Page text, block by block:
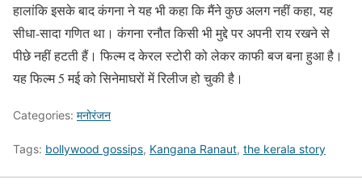
हालांकि इसके बाद कंगना ने यह भी कहा कि मैंने कुछ अलग नहीं कहा, यह
सीधा-सादा गणित था। कंगना रनौत किसी भी मुद्दे पर अपनी राय रखने से
पीछे नहीं हटती हैं। फिल्म द केरल स्टोरी को लेकर काफी बज बना हुआ है।
यह फिल्म 5 मई को सिनेमाघरों में रिलीज हो चुकी है।
Categories: मनोरंजन
Tags: bollywood gossips, Kangana Ranaut, the kerala story